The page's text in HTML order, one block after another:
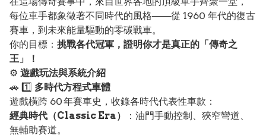
每位車手都象徵著不同時代的風格——從 1960 年代的復古
賽車，到未來能量驅動的零碳戰車。
你的目標： 挑戰各代冠軍，證明你才是真正的「傳奇之
王」！
⚙️ 遊戲玩法與系統介紹
🚗 1️⃣ 多時代方程式車體
遊戲橫跨 60 年賽車史，收錄各時代代表性車款：
經典時代（Classic Era）
：油門手動控制、狹窄彎道、
無輔助賽道。